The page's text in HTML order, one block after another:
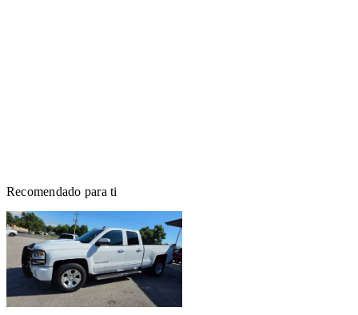
Recomendado para ti